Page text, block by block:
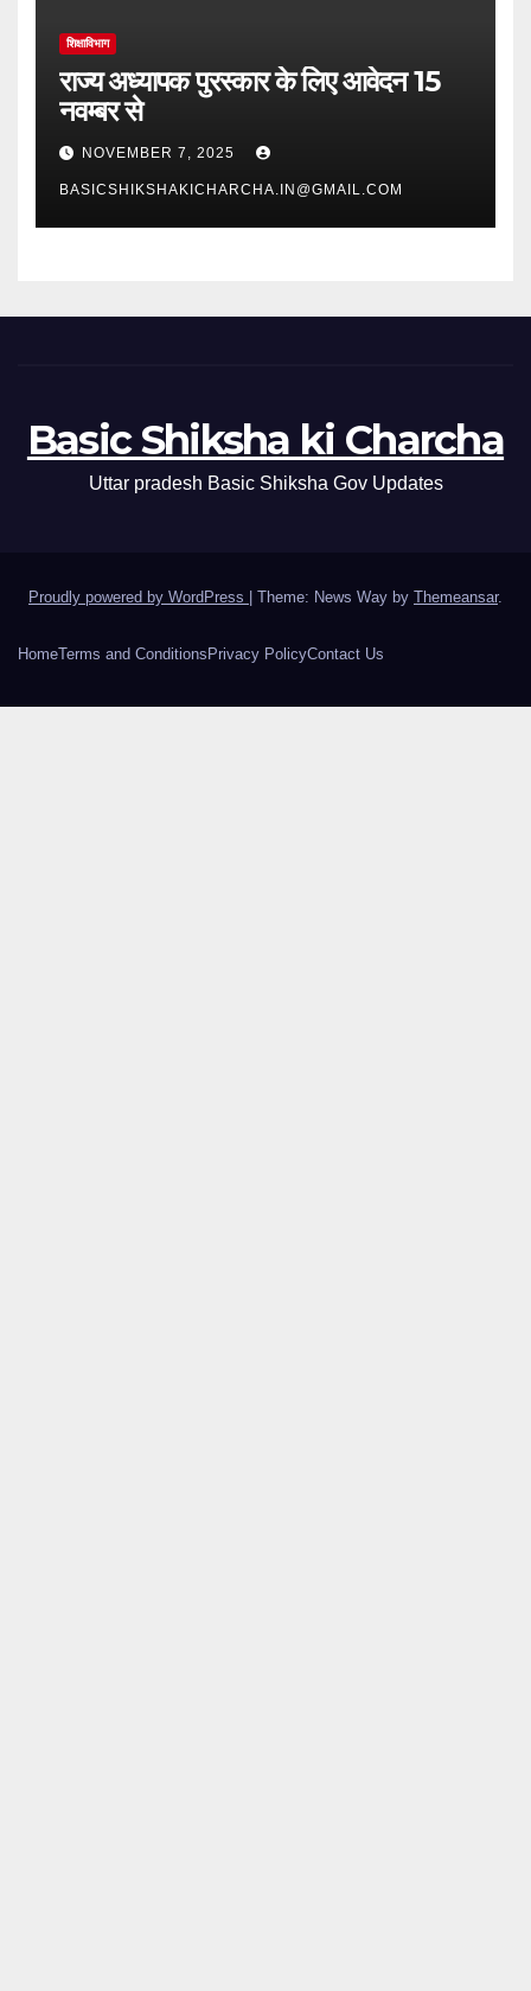
शिक्षाविभाग
राज्य अध्यापक पुरस्कार के लिए आवेदन 15
नवम्बर से
NOVEMBER 7, 2025
BASICSHIKSHAKICHARCHA.IN@GMAIL.COM
Basic Shiksha ki Charcha
Uttar pradesh Basic Shiksha Gov Updates
Proudly powered by WordPress | Theme: News Way by Themeansar.
HomeTerms and Conditions Privacy PolicyContact Us